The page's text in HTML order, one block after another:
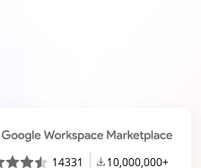
14331 10,000,000+